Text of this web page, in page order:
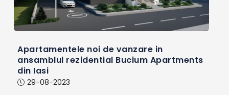
Apartamentele noi de vanzare in
ansamblul rezidential Bucium Apartments
din Iasi
29-08-2023